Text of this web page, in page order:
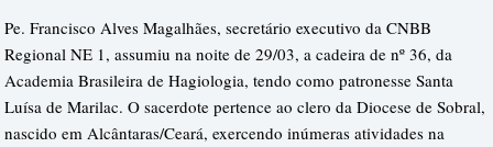
Pe. Francisco Alves Magalhães, secretário executivo da CNBB
Regional NE 1, assumiu na noite de 29/03, a cadeira de nº 36, da
Academia Brasileira de Hagiologia, tendo como patronesse Santa
Luísa de Marilac. O sacerdote pertence ao clero da Diocese de Sobral,
nascido em Alcântaras/Ceará, exercendo inúmeras atividades na